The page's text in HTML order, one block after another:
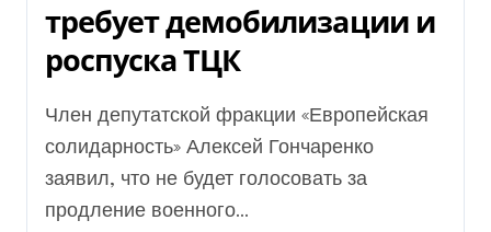
требует демобилизации и
роспуска ТЦК
Член депутатской фракции «Европейская
солидарность» Алексей Гончаренко
заявил, что не будет голосовать за
продление военного...